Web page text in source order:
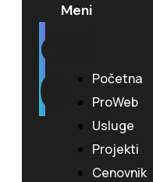
od
0
Meni
Početna
ProWeb
Usluge
Projekti
Cenovnik